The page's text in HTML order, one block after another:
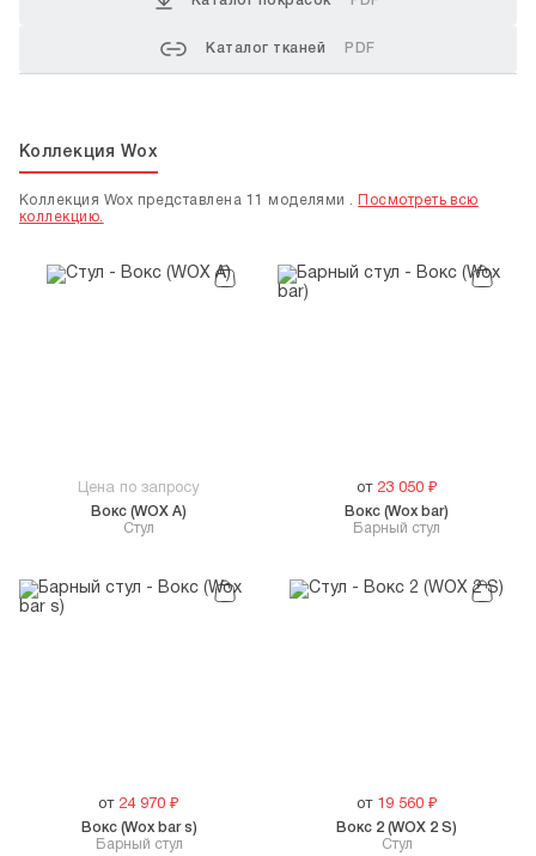
Каталог тканей PDF
Коллекция Wox
Коллекция Wox представлена 11 моделями .
Посмотреть всю
коллекцию.
Цена по запросу
Стул
Вокс (WOX A)
от 23 050₽
Барный стул
Вокс (Wox bar)
от 24 970 ₽
Барный стул
Вокс (Wox bar s)
от 19 560₽
Cтул
Вокс 2 (WOX 2 S)